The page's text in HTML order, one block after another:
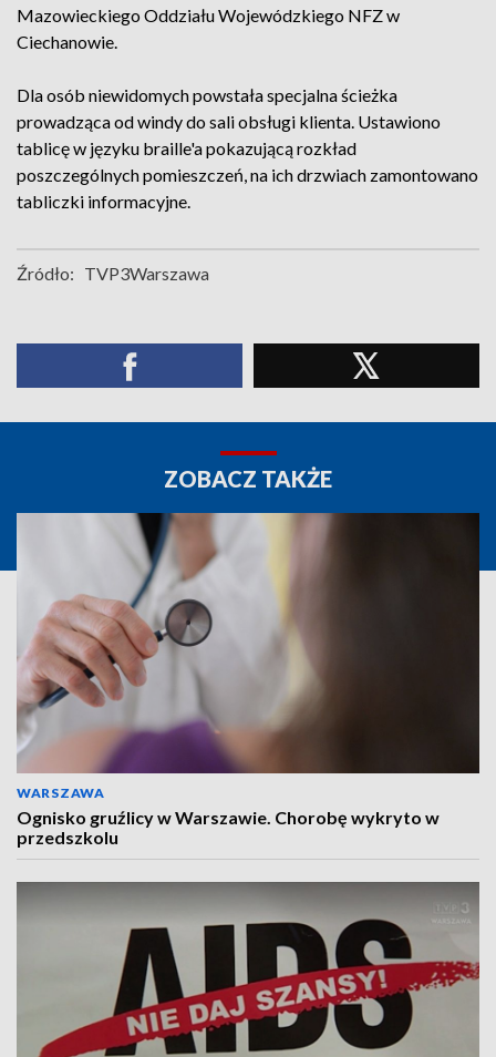
Mazowieckiego Oddziału Wojewódzkiego NFZ w
Ciechanowie.
Dla osób niewidomych powstała specjalna ścieżka
prowadząca od windy do sali obsługi klienta. Ustawiono
tablicę w języku braille'a pokazującą rozkład
poszczególnych pomieszczeń, na ich drzwiach zamontowano
tabliczki informacyjne.
Źródło: TVP3Warszawa
ZOBACZ TAKŻE
WARSZAWA
Ognisko gruźlicy w Warszawie. Chorobę wykryto w
przedszkolu